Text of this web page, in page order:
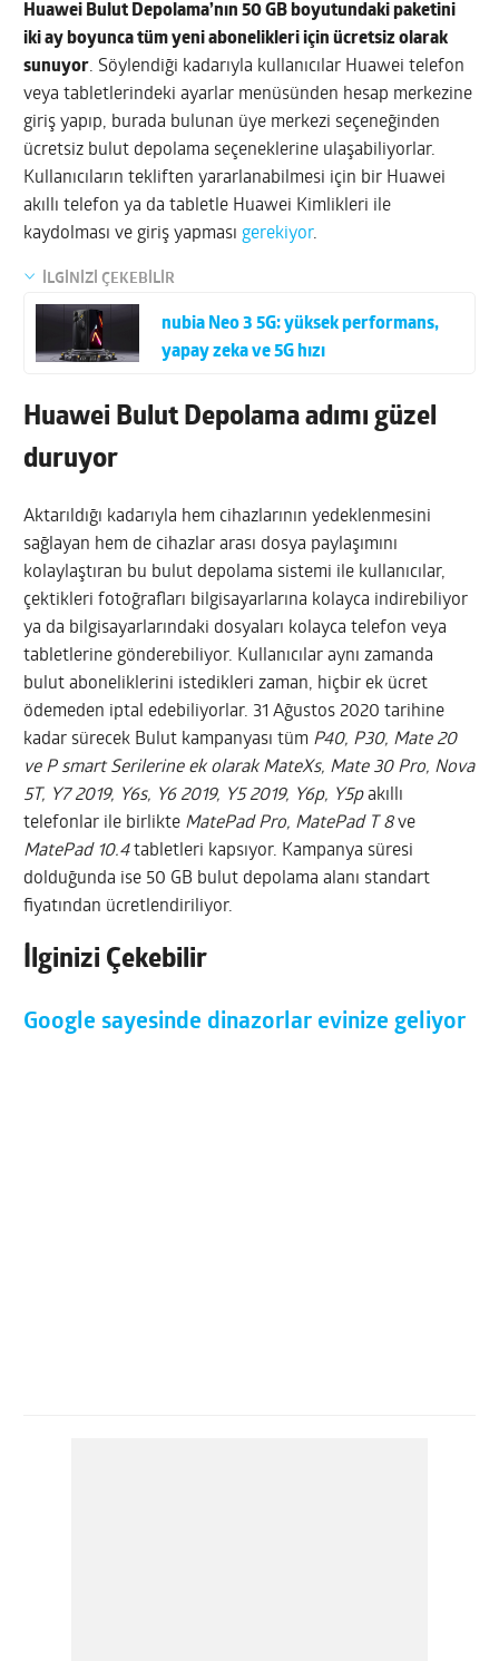
Huawei Bulut Depolama’nın 50 GB boyutundaki paketini
iki ay boyunca tüm yeni abonelikleri için ücretsiz olarak
sunuyor. Söylendiği kadarıyla kullanıcılar Huawei telefon
veya tabletlerindeki ayarlar menüsünden hesap merkezine
giriş yapıp, burada bulunan üye merkezi seçeneğinden
ücretsiz bulut depolama seçeneklerine ulaşabiliyorlar.
Kullanıcıların tekliften yararlanabilmesi için bir Huawei
akıllı telefon ya da tabletle Huawei Kimlikleri ile
kaydolması ve giriş yapması gerekiyor.
İLGİNİZİ ÇEKEBİLİR
nubia Neo 3 5G: yüksek performans,
yapay zeka ve 5G hızı
Huawei Bulut Depolama adımı güzel
duruyor
Aktarıldığı kadarıyla hem cihazlarının yedeklenmesini
sağlayan hem de cihazlar arası dosya paylaşımını
kolaylaştıran bu bulut depolama sistemi ile kullanıcılar,
çektikleri fotoğrafları bilgisayarlarına kolayca indirebiliyor
ya da bilgisayarlarındaki dosyaları kolayca telefon veya
tabletlerine gönderebiliyor. Kullanıcılar aynı zamanda
bulut aboneliklerini istedikleri zaman, hiçbir ek ücret
ödemeden iptal edebiliyorlar. 31 Ağustos 2020 tarihine
kadar sürecek Bulut kampanyası tüm P40, P30, Mate 20
ve P smart Serilerine ek olarak MateXs, Mate 30 Pro, Nova
5T, Y7 2019, Y6s, Y6 2019, Y5 2019, Y6p, Y5pakıllı
telefonlar ile birlikte MatePad Pro, MatePad T 8ve
MatePad 10.4tabletleri kapsıyor. Kampanya süresi
dolduğunda ise 50 GB bulut depolama alanı standart
fiyatından ücretlendiriliyor.
İlginizi Çekebilir
Google sayesinde dinazorlar evinize geliyor